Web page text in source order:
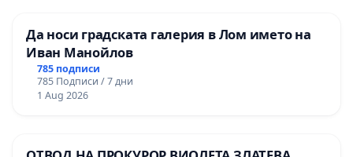
Да носи градската галерия в Лом името на
Иван Манойлов
785 подписи
785 Подписи / 7 дни
1 Aug 2026